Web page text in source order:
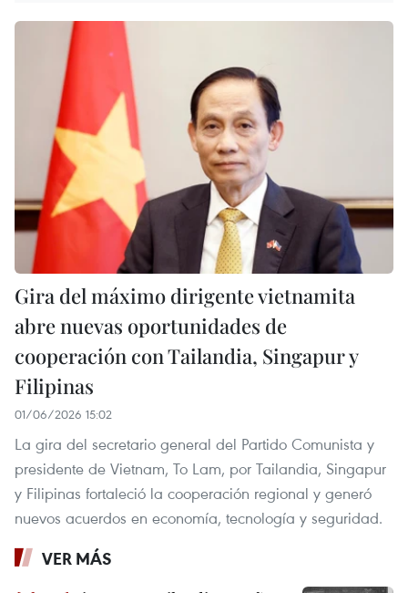
Gira del máximo dirigente vietnamita
abre nuevas oportunidades de
cooperación con Tailandia, Singapur y
Filipinas
01/06/2026 15:02
La gira del secretario general del Partido Comunista y
presidente de Vietnam, To Lam, por Tailandia, Singapur
y Filipinas fortaleció la cooperación regional y generó
nuevos acuerdos en economía, tecnología y seguridad.
VER MÁS